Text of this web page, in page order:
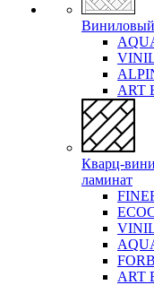
ART
Кварц-
ламинат
ART